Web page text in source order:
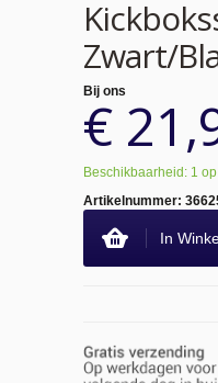
Zwart/
Bij ons
€
Beschikbaarheid: 1
Artikelnummer:
In